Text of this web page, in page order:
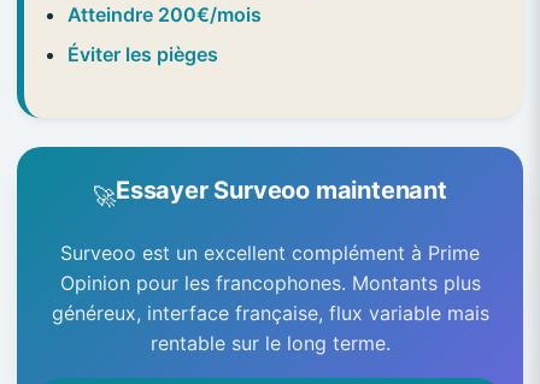
Atteindre 200€/mois
Éviter les pièges
🚀Essayer Surveoo maintenant
Surveoo est un excellent complément à Prime
Opinion pour les francophones. Montants plus
généreux, interface française, flux variable mais
rentable sur le long terme.